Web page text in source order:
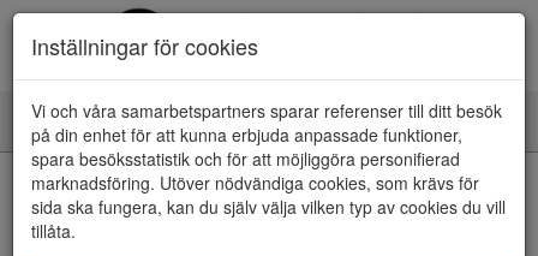
Toggle
navigation
HEM
Inställningar för cookies
Vi och våra samarbetspartners sparar referenser till ditt besök
på din enhet för att kunna erbjuda anpassade funktioner,
spara besöksstatistik och för att möjliggöra personifierad
marknadsföring. Utöver nödvändiga cookies, som krävs för
sida ska fungera, kan du själv välja vilken typ av cookies du vill
tillåta.